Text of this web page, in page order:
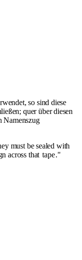
so sind diese
quer über diesen
Namenszug
must be sealed with
across that tape."